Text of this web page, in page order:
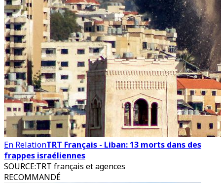
En RelationTRT Français - Liban: 13 morts dans des
frappes israéliennes
SOURCE:TRT français et agences
RECOMMANDÉ